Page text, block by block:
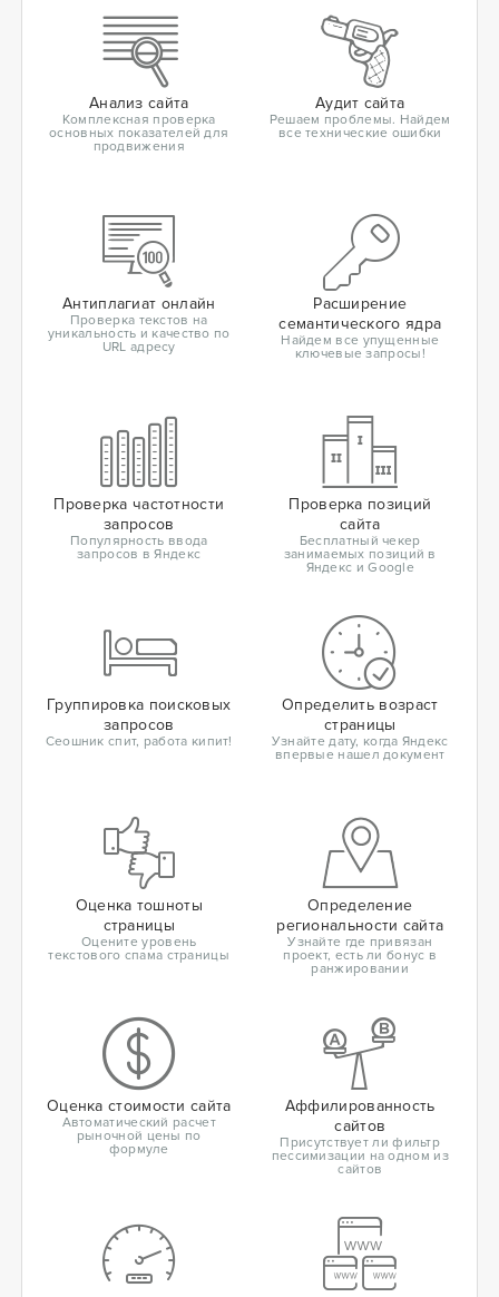
Анализ сайта
Комплексная проверка
основных показателей для
продвижения
Аудит сайта
Решаем проблемы. Найдем
все технические ошибки
Антиплагиат онлайн
Проверка текстов на
уникальность и качество по
URL адресу
Расширение
семантического ядра
Найдем все упущенные
ключевые запросы!
Проверка частотности
запросов
Популярность ввода
запросов в Яндекс
Проверка позиций
сайта
Бесплатный чекер
занимаемых позиций в
Яндекс и Google
Группировка поисковых
запросов
Сеошник спит, работа кипит!
Определить возраст
страницы
Узнайте дату, когда Яндекс
впервые нашел документ
Оценка тошноты
страницы
Оцените уровень
текстового спама страницы
Определение
региональности сайта
Узнайте где привязан
проект, есть ли бонус в
ранжировании
Оценка стоимости сайта
Автоматический расчет
рыночной цены по
формуле
Аффилированность
сайтов
Присутствует ли фильтр
пессимизации на одном из
сайтов